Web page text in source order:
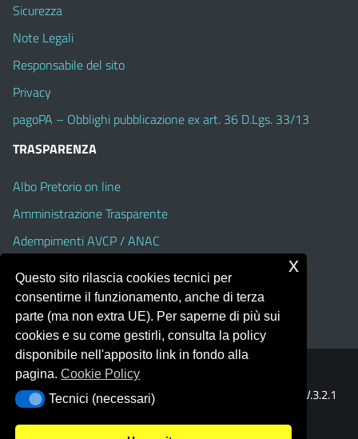
Sicurezza
Note Legali
Responsabile del sito
Privacy
pagoPA – Obblighi pubblicazione ex art. 36 D.Lgs. 33/13
TRASPARENZA
Albo Pretorio on line
Amministrazione Trasparente
Adempimenti AVCP / ANAC
Accesso Civico
Dichiarazione di accessibilità
Portale realizzato con la piattaforma
Template Italia configurato sul tema accessibile
V.3.2.1
(Alioth)
Questo sito rilascia cookies tecnici per
consentirne il funzionamento, anche di terza
parte (ma non extra UE). Per saperne di più sui
cookies e su come gestirli, consulta la policy
disponibile nell'apposito link in fondo alla
pagina.Cookie Policy
Tecnici (necessari)
Tecnici (necessari)
x